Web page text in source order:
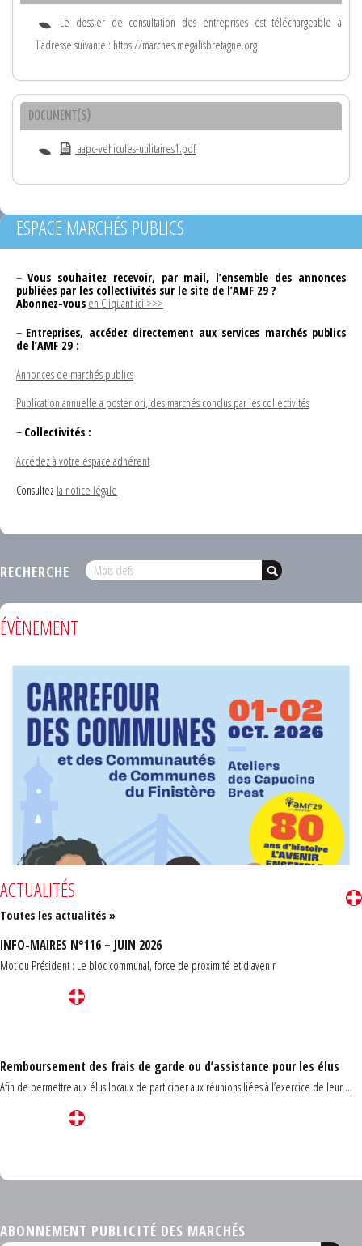
Le dossier de consultation des entreprises est téléchargeable à
l'adresse suivante : https://marches.megalisbretagne.org
DOCUMENT(S)
aapc-vehicules-utilitaires1.pdf
ESPACE MARCHÉS PUBLICS
– Vous souhaitez recevoir, par mail, l’ensemble des annonces
publiées par les collectivités sur le site de l’AMF 29 ?
Abonnez-vous en Cliquant ici >>>
– Entreprises, accédez directement aux services marchés publics
de l’AMF 29 :
Annonces de marchés publics
Publication annuelle a posteriori, des marchés conclus par les collectivités
– Collectivités :
Accédez à votre espace adhérent
Consultez la notice légale
RECHERCHE
ÉVÈNEMENT
ACTUALITÉS
Toutes les actualités »
INFO-MAIRES N°116 – JUIN 2026
Mot du Président : Le bloc communal, force de proximité et d'avenir
Remboursement des frais de garde ou d’assistance pour les élus
Afin de permettre aux élus locaux de participer aux réunions liées à l’exercice de leur ...
ABONNEMENT PUBLICITÉ DES MARCHÉS